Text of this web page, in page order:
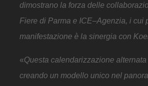
dimostrano la forza delle
Fiere di Parma e ICE–Agenzia, i
manifestazione è la sinergia con
«Questa calendarizzazione alternata
creando un modello unico nel